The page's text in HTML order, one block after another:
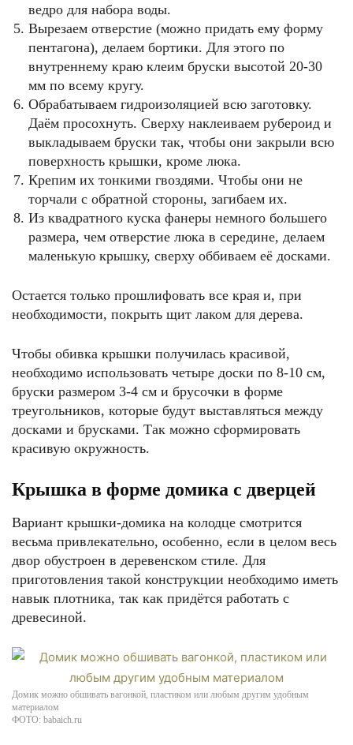
ведро для набора воды.
Вырезаем отверстие (можно придать ему форму
пентагона), делаем бортики. Для этого по
внутреннему краю клеим бруски высотой 20-30
мм по всему кругу.
Обрабатываем гидроизоляцией всю заготовку.
Даём просохнуть. Сверху наклеиваем рубероид и
выкладываем бруски так, чтобы они закрыли всю
поверхность крышки, кроме люка.
Крепим их тонкими гвоздями. Чтобы они не
торчали с обратной стороны, загибаем их.
Из квадратного куска фанеры немного большего
размера, чем отверстие люка в середине, делаем
маленькую крышку, сверху оббиваем её досками.
Остается только прошлифовать все края и, при
необходимости, покрыть щит лаком для дерева.
Чтобы обивка крышки получилась красивой,
необходимо использовать четыре доски по 8-10 см,
бруски размером 3-4 см и брусочки в форме
треугольников, которые будут выставляться между
досками и брусками. Так можно сформировать
красивую окружность.
Крышка в форме домика с дверцей
Вариант крышки-домика на колодце смотрится
весьма привлекательно, особенно, если в целом весь
двор обустроен в деревенском стиле. Для
приготовления такой конструкции необходимо иметь
навык плотника, так как придётся работать с
древесиной.
Домик можно обшивать вагонкой, пластиком или любым другим удобным
материалом
ФОТО: babaich.ru